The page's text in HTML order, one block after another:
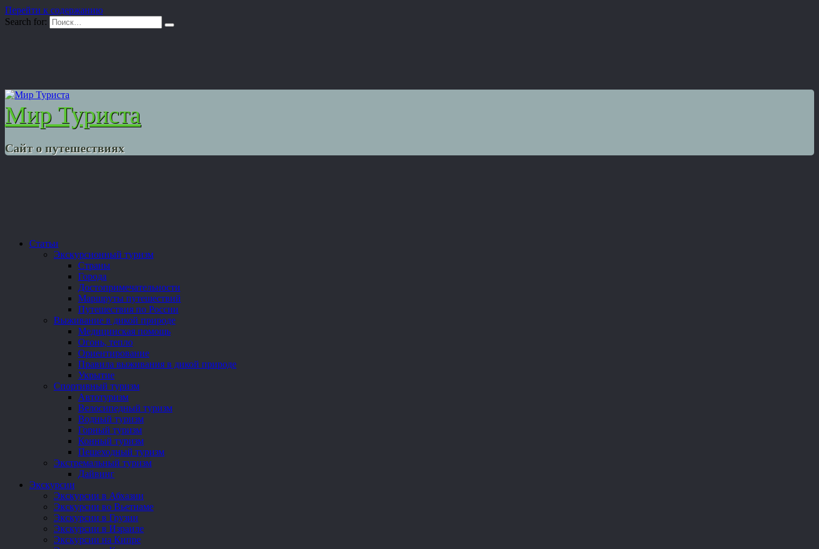
Перейти к содержанию
Search for:
Мир Туриста
Сайт о путешествиях
Статьи
Экскурсионный туризм
Страны
Города
Достопримечательности
Маршруты путешествий
Путешествия по России
Выживание в дикой природе
Медицинская помощь
Огонь, тепло
Ориентирование
Правила выживания в дикой природе
Укрытие
Спортивный туризм
Автотуризм
Велосипедный туризм
Водный туризм
Горный туризм
Конный туризм
Пешеходный туризм
Экстремальный туризм
Дайвинг
Экскурсии
Экскурсии в Абхазии
Экскурсии во Вьетнаме
Экскурсии в Грузии
Экскурсии в Израиле
Экскурсии на Кипре